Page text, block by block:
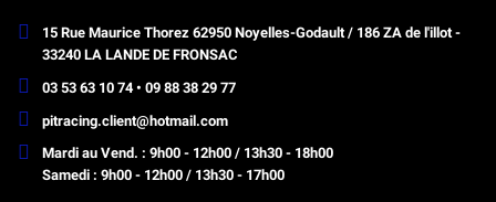
15 Rue Maurice Thorez 62950 Noyelles-Godault / 186 ZA de l'illot -
33240 LA LANDE DE FRONSAC
03 53 63 10 74 • 09 88 38 29 77
pitracing.client@hotmail.com
Mardi au Vend. : 9h00 - 12h00 / 13h30 - 18h00
Samedi : 9h00 - 12h00 / 13h30 - 17h00